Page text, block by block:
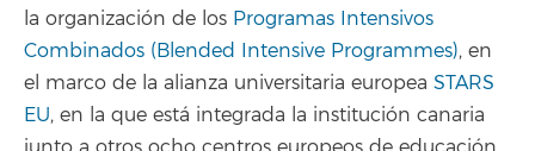
la organización de los Programas Intensivos
Combinados (Blended Intensive Programmes), en
el marco de la alianza universitaria europea STARS
EU, en la que está integrada la institución canaria